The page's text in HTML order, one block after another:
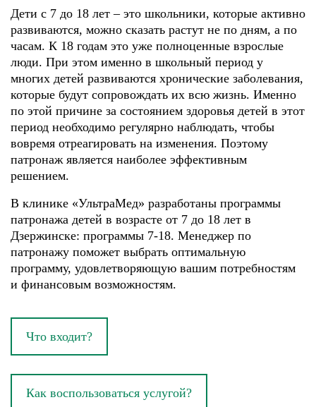
Дети с 7 до 18 лет – это школьники, которые активно
развиваются, можно сказать растут не по дням, а по
часам. К 18 годам это уже полноценные взрослые
люди. При этом именно в школьный период у
многих детей развиваются хронические заболевания,
которые будут сопровождать их всю жизнь. Именно
по этой причине за состоянием здоровья детей в этот
период необходимо регулярно наблюдать, чтобы
вовремя отреагировать на изменения. Поэтому
патронаж является наиболее эффективным
решением.
В клинике «УльтраМед» разработаны программы
патронажа детей в возрасте от 7 до 18 лет в
Дзержинске: программы 7-18. Менеджер по
патронажу поможет выбрать оптимальную
программу, удовлетворяющую вашим потребностям
и финансовым возможностям.
Что входит?
Как воспользоваться услугой?